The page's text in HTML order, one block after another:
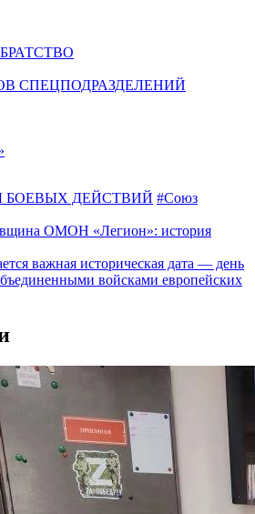
СПЕЦПОДРАЗДЕЛЕНИЙ
БОЕВЫХ ДЕЙСТВИЙ #Союз
ОМОН «Легион»: история
важная историческая дата — день
войсками европейских